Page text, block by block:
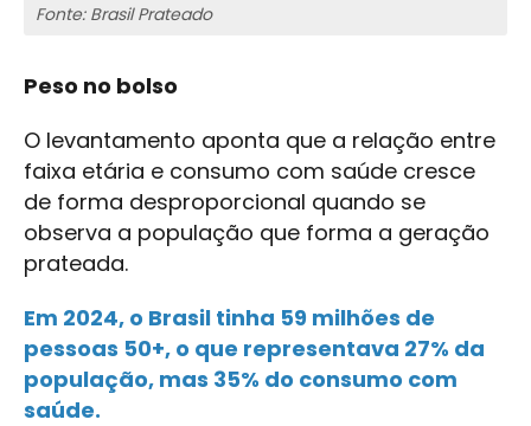
Fonte: Brasil Prateado
Peso no bolso
O levantamento aponta que a relação entre
faixa etária e consumo com saúde cresce
de forma desproporcional quando se
observa a população que forma a geração
prateada.
Em 2024, o Brasil tinha 59 milhões de
pessoas 50+, o que representava 27% da
população, mas 35% do consumo com
saúde.